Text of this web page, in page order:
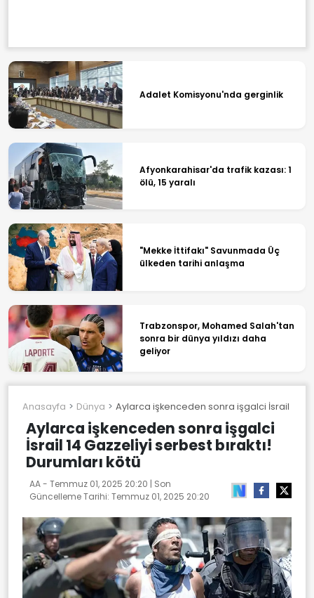
Adalet Komisyonu'nda gerginlik
Afyonkarahisar'da trafik kazası: 1
ölü, 15 yaralı
"Mekke İttifakı" Savunmada Üç
ülkeden tarihi anlaşma
Trabzonspor, Mohamed Salah'tan
sonra bir dünya yıldızı daha
geliyor
Anasayfa Dünya Aylarca işkenceden sonra işgalci İsrail 14
Aylarca işkenceden sonra işgalci
İsrail 14 Gazzeliyi serbest bıraktı!
Durumları kötü
AA - Temmuz 01, 2025 20:20 | Son
Güncelleme Tarihi: Temmuz 01, 2025 20:20